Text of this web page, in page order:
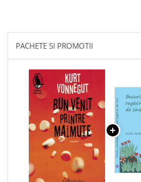
PACHETE SI PROMOTII